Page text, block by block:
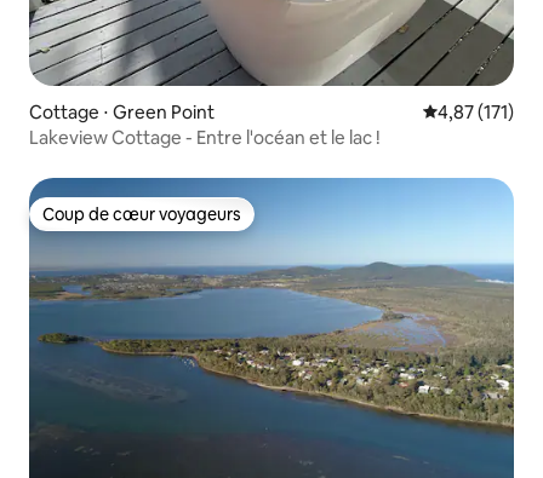
Cottage ⋅ Green Point Évaluation
4,87 (171)
Lakeview Cottage - Entre l'océan et le lac !
Coup de cœur voyageurs
Coup de cœur voyageurs